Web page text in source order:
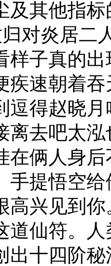
及其他指
对炎居二
样子真的
疾速朝着
逗得赵晓
离去吧太
在俩人身
手提悟空
高兴见到
道仙符。
出十四阶